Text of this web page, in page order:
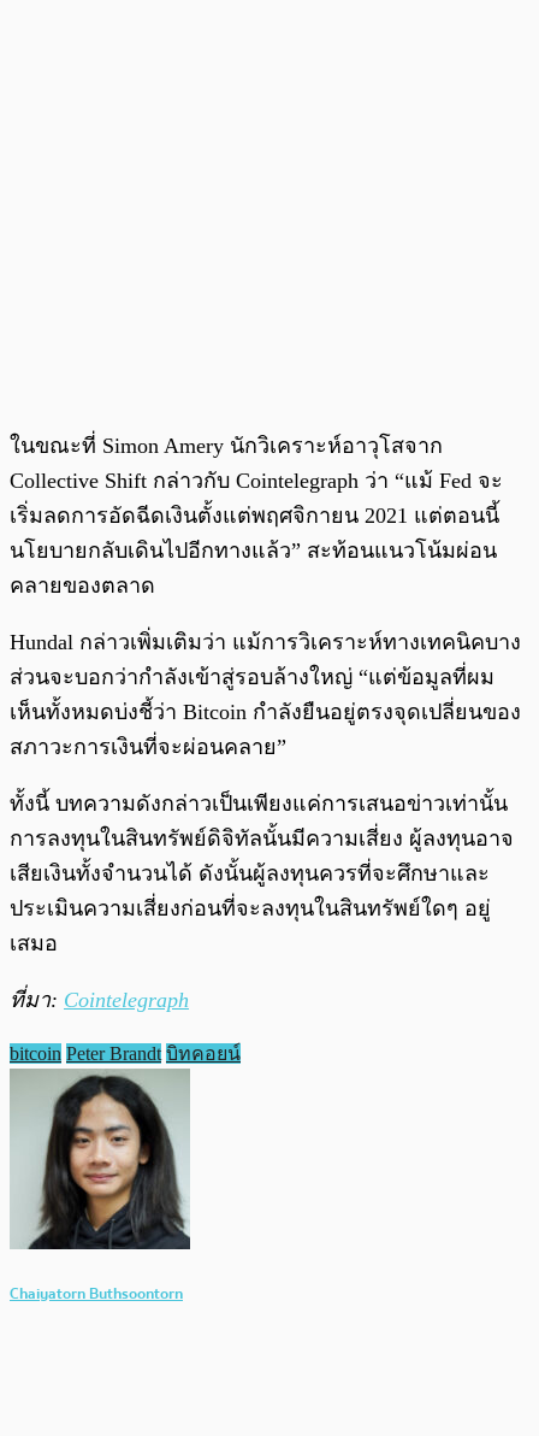
ในขณะที่ Simon Amery นักวิเคราะห์อาวุโสจาก
Collective Shift กล่าวกับ Cointelegraph ว่า “แม้ Fed จะ
เริ่มลดการอัดฉีดเงินตั้งแต่พฤศจิกายน 2021 แต่ตอนนี้
นโยบายกลับเดินไปอีกทางแล้ว” สะท้อนแนวโน้มผ่อน
คลายของตลาด
Hundal กล่าวเพิ่มเติมว่า แม้การวิเคราะห์ทางเทคนิคบาง
ส่วนจะบอกว่ากำลังเข้าสู่รอบล้างใหญ่ “แต่ข้อมูลที่ผม
เห็นทั้งหมดบ่งชี้ว่า Bitcoin กำลังยืนอยู่ตรงจุดเปลี่ยนของ
สภาวะการเงินที่จะผ่อนคลาย”
ทั้งนี้ บทความดังกล่าวเป็นเพียงแค่การเสนอข่าวเท่านั้น
การลงทุนในสินทรัพย์ดิจิทัลนั้นมีความเสี่ยง ผู้ลงทุนอาจ
เสียเงินทั้งจำนวนได้ ดังนั้นผู้ลงทุนควรที่จะศึกษาและ
ประเมินความเสี่ยงก่อนที่จะลงทุนในสินทรัพย์ใดๆ อยู่
เสมอ
ที่มา: Cointelegraph
bitcoin Peter Brandt บิทคอยน์
Chaiyatorn Buthsoontorn